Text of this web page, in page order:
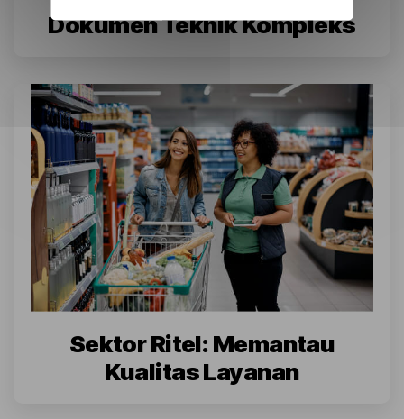
Dokumen Teknik Kompleks
Sektor Ritel: Memantau
Kualitas Layanan